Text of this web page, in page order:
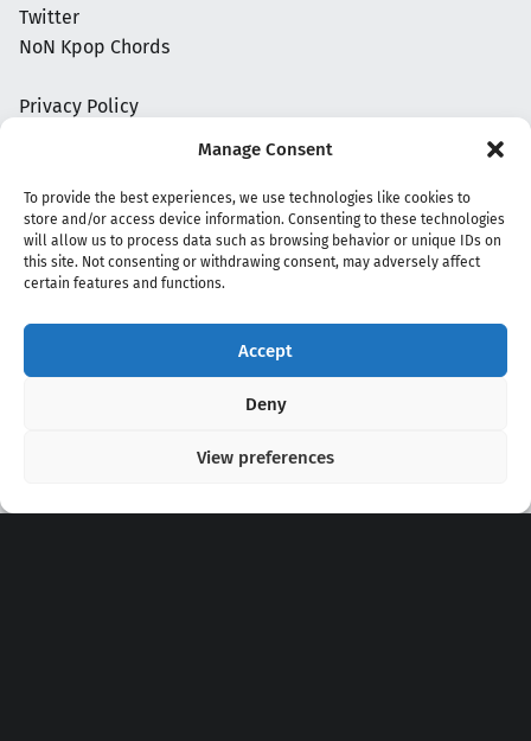
Manage Consent
To provide the best experiences, we use technologies like cookies to
store and/or access device information. Consenting to these technologies
will allow us to process data such as browsing behavior or unique IDs on
this site. Not consenting or withdrawing consent, may adversely affect
certain features and functions.
Accept
Deny
View preferences
Twitter
NoN Kpop Chords
Privacy Policy